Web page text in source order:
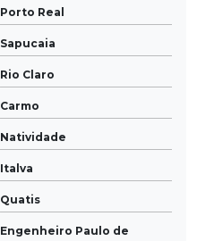
Porto Real
Sapucaia
Rio Claro
Carmo
Natividade
Italva
Quatis
Engenheiro Paulo de